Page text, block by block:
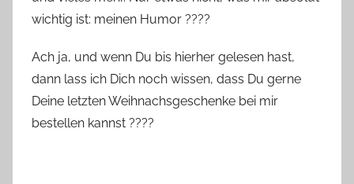
wichtig ist: meinen Humor ????
Ach ja, und wenn Du bis hierher gelesen hast,
dann lass ich Dich noch wissen, dass Du gerne
Deine letzten Weihnachsgeschenke bei mir
bestellen kannst ????